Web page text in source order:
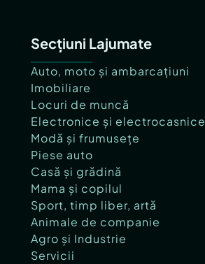
Secțiuni Lajumate
Auto, moto și ambarcațiuni
Imobiliare
Locuri de muncă
Electronice și electrocasnice
Modă și frumusețe
Piese auto
Casă și grădină
Mama și copilul
Sport, timp liber, artă
Animale de companie
Agro și Industrie
Servicii